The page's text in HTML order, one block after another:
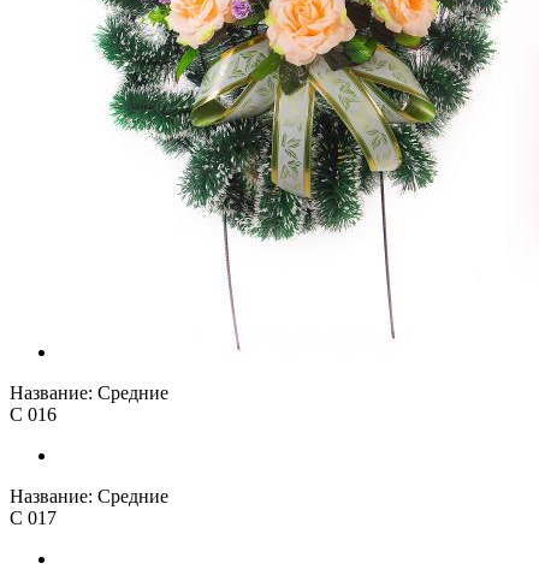
Название: Средние
С 016
Название: Средние
С 017